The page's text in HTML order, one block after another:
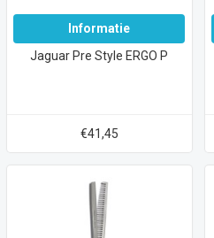
Informatie
Jaguar Pre Style ERGO P
€41,45